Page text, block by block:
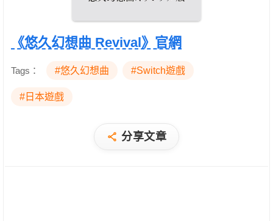
《悠久幻想曲 Revival》官網
Tags： #悠久幻想曲 #Switch遊戲
#日本遊戲
分享文章